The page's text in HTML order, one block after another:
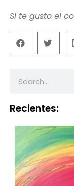
Si te gusto el
Recientes: